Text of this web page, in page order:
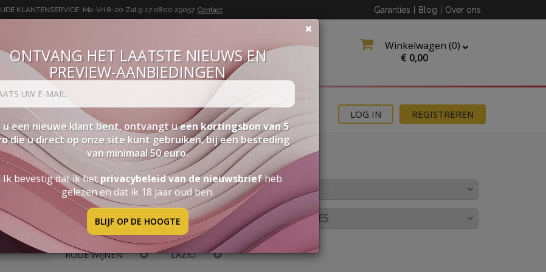
KLANTENSERVICE: Ma-Vri 8-20 Zat 9-170800 29057 Contact Garanties Blog Over ons
Winkelwagen (0)
€ 0,00
PAKKETTEN ACCESSOIRES PROMOTIES REGISTREREN
LOG IN
Lazio
SORTEER KLEUR
SPECIALS COMBINATIES
RODE WIJNEN LAZIO
ONTVANG HET LAATSTE NIEUWS EN
PREVIEW-AANBIEDINGEN
u een nieuwe klant bent, ontvangt ueen kortingsbon van 5
die u direct op onze site kunt gebruiken, bij een besteding
van minimaal 50 euro.
Ik bevestig dat ik het privacybeleid van de nieuwsbriefheb
gelezen en dat ik 18 jaar oud ben.
BLIJF OP DE HOOGTE